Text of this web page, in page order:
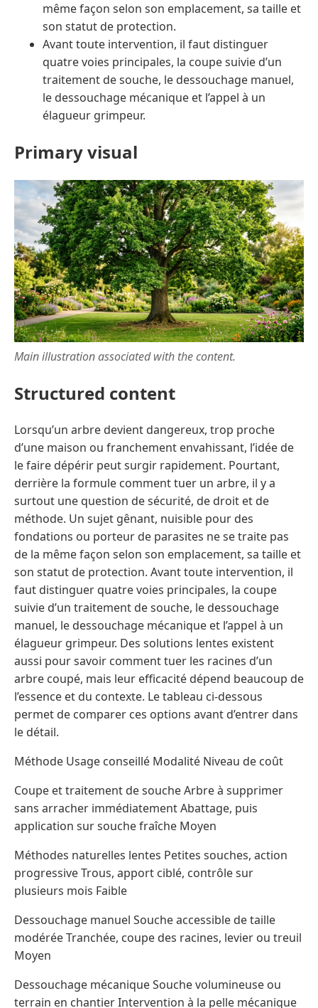
même façon selon son emplacement, sa taille et
son statut de protection.
Avant toute intervention, il faut distinguer
quatre voies principales, la coupe suivie d’un
traitement de souche, le dessouchage manuel,
le dessouchage mécanique et l’appel à un
élagueur grimpeur.
Primary visual
Main illustration associated with the content.
Structured content
Lorsqu’un arbre devient dangereux, trop proche
d’une maison ou franchement envahissant, l’idée de
le faire dépérir peut surgir rapidement. Pourtant,
derrière la formule comment tuer un arbre, il y a
surtout une question de sécurité, de droit et de
méthode. Un sujet gênant, nuisible pour des
fondations ou porteur de parasites ne se traite pas
de la même façon selon son emplacement, sa taille et
son statut de protection. Avant toute intervention, il
faut distinguer quatre voies principales, la coupe
suivie d’un traitement de souche, le dessouchage
manuel, le dessouchage mécanique et l’appel à un
élagueur grimpeur. Des solutions lentes existent
aussi pour savoir comment tuer les racines d’un
arbre coupé, mais leur efficacité dépend beaucoup de
l’essence et du contexte. Le tableau ci-dessous
permet de comparer ces options avant d’entrer dans
le détail.
Méthode Usage conseillé Modalité Niveau de coût
Coupe et traitement de souche Arbre à supprimer
sans arracher immédiatement Abattage, puis
application sur souche fraîche Moyen
Méthodes naturelles lentes Petites souches, action
progressive Trous, apport ciblé, contrôle sur
plusieurs mois Faible
Dessouchage manuel Souche accessible de taille
modérée Tranchée, coupe des racines, levier ou treuil
Moyen
Dessouchage mécanique Souche volumineuse ou
terrain en chantier Intervention à la pelle mécanique